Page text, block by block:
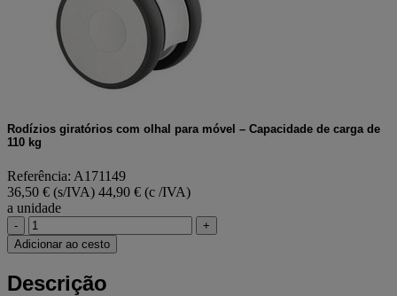
Rodízios giratórios com olhal para móvel – Capacidade de carga de
110 kg
Referência: A171149
36,50 € (s/IVA) 44,90 € (c /IVA)
a unidade
-
+
Adicionar ao cesto
Descrição